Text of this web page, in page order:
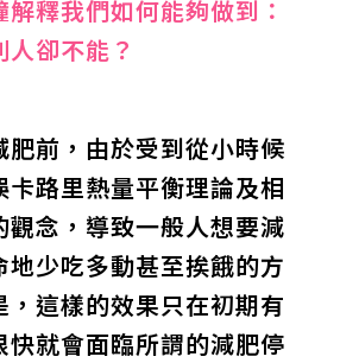
釋我們如何能夠做到：
卻不能？
肥前，由於受到從小時候
卡路里熱量平衡理論及相
觀念，導致一般人想要減
地少吃多動甚至挨餓的方
，這樣的效果只在初期有
快就會面臨所謂的減肥停